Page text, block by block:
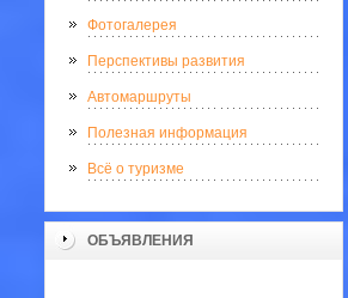
Фотогалерея
Перспективы развития
Автомаршруты
Полезная информация
Всё о туризме
ОБЪЯВЛЕНИЯ